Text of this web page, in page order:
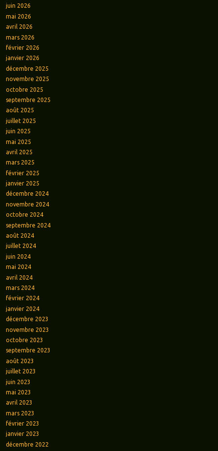
juin 2026
mai 2026
avril 2026
mars 2026
février 2026
janvier 2026
décembre 2025
novembre 2025
octobre 2025
septembre 2025
août 2025
juillet 2025
juin 2025
mai 2025
avril 2025
mars 2025
février 2025
janvier 2025
décembre 2024
novembre 2024
octobre 2024
septembre 2024
août 2024
juillet 2024
juin 2024
mai 2024
avril 2024
mars 2024
février 2024
janvier 2024
décembre 2023
novembre 2023
octobre 2023
septembre 2023
août 2023
juillet 2023
juin 2023
mai 2023
avril 2023
mars 2023
février 2023
janvier 2023
décembre 2022